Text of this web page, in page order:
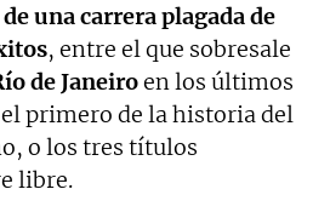
una carrera plagada de
, entre el que sobresale
de Janeiroen los últimos
primero de la historia del
o los tres títulos
libre.